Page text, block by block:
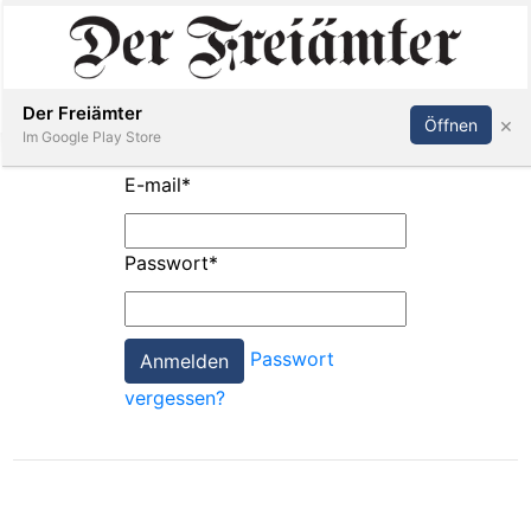
Paper
Inserieren Abonnieren Anmelden
E-mail*
Passwort*
Passwort
vergessen?
Der Freiämter
Im Google Play Store
Öffnen ×